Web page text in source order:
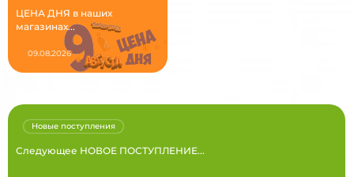
ЦЕНА ДНЯ в наших
магазинах...
09.08.2026
Следующее НОВОЕ ПОСТУПЛЕНИЕ...
Новые поступления